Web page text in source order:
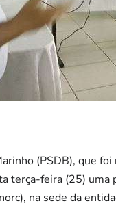
(PSDB), que
terça-feira (25)
na sede da